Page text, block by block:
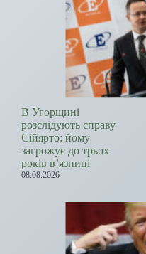
В Угорщині
розслідують справу
Сійярто: йому
загрожує до трьох
років в’язниці
08.08.2026